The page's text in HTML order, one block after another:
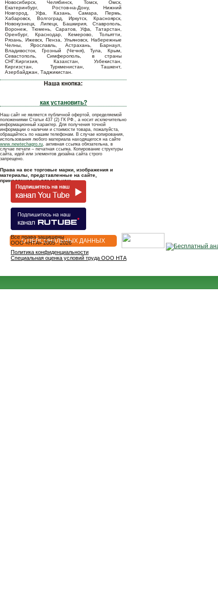
Новосибирск, Челябинск, Томск, Омск,
Екатеринбург, Ростов-на-Дону, Нижний
Новгород, Уфа, Казань, Самара, Пермь,
Хабаровск, Волгоград, Иркутск, Красноярск,
Новокузнецк, Липецк, Башкирия, Ставрополь,
Воронеж, Тюмень, Саратов, Уфа, Татарстан,
Оренбург, Краснодар, Кемерово, Тольятти,
Рязань, Ижевск, Пенза, Ульяновск, Набережные
Челны, Ярославль, Астрахань, Барнаул,
Владивосток, Грозный (Чечня), Тула, Крым,
Севастополь, Симферополь, в страны
СНГ:Киргизия, Казахстан, Узбекистан,
Киргизстан, Туркменистан, Ташкент,
Азербайджан, Таджикистан.
Наша кнопка:
как установить?
Наш сайт не является публичной офертой, определяемой
положениями Статьи 437 (2) ГК РФ., а носит исключительно
информационный характер. Для получения точной
информации о наличии и стоимости товара, пожалуйста,
обращайтесь по нашим телефонам. В случае копирования,
использования любого материала находящегося на сайте
www.newtechagro.ru, активная ссылка обязательна, в
случае печати – печатная ссылка. Копирование структуры
сайта, идей или элементов дизайна сайта строго
запрещено.
Права на все торговые марки, изображения и
материалы, представленные на сайте,
принадлежат их владельцам.
О ПЕРСОНАЛЬНЫХ ДАННЫХ
Все права защищены
OOO «НТА» 2005 - 2026
Политика конфиденциальности
Специальная оценка условий труда ООО НТА